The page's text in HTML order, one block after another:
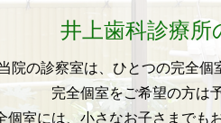
井上歯科診療
院の診察室は、ひとつの完全個
完全個室をご希望の方は
個室には、小さなお子さまでも